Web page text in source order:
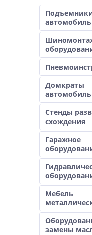
Домкраты
Стенды
схождения
Гаражное
Мебель
замены